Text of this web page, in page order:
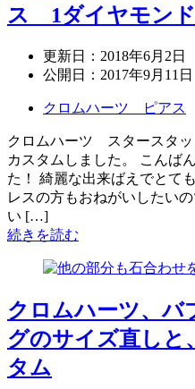
ス 1ダイヤモンド
更新日： 2018年6月2日
公開日： 2017年9月11日
クロムハーツ ピアス
クロムハーツ スタースタッ
カスタムしました。 こんば
た！ 綺麗な出来ばえでとて
レスの方もおねがいしたい
い […]
続きを読む
クロムハーツ、バ
グのサイズ直しと
タム